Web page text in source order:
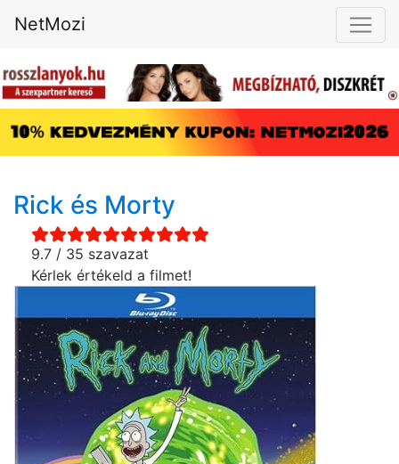
NetMozi
Rick és Morty
9.7 / 35 szavazat
Kérlek értékeld a filmet!